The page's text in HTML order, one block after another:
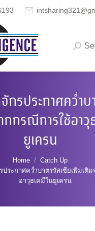
กรประกาศคว่ำบ
กกรณีการใช้อาวุ
ยูเครน
Home
Catch Up
ระกาศคว่ำบาตรรัสเซียเพิ่มเติ
อาวุธเคมีในยูเครน